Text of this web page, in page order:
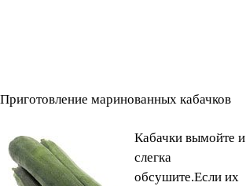
Приготовление маринованных кабачков
Кабачки вымойте и
слегка
обсушите.Если их